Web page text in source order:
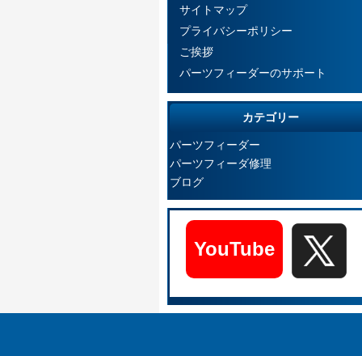
サイトマップ
プライバシーポリシー
ご挨拶
パーツフィーダーのサポート
カテゴリー
パーツフィーダー
パーツフィーダ修理
ブログ
YouTube